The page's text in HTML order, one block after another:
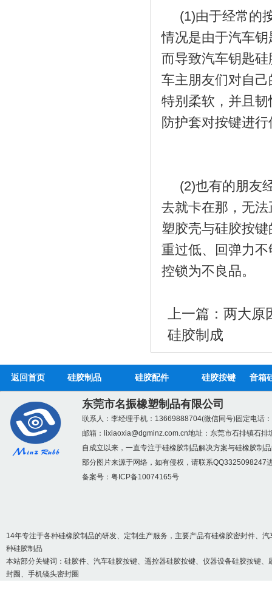
(1)由于经常的
情况是由于汽车
而导致汽车钥匙
车主朋友们对自
特别柔软，并且
防护套对按键进
(2)也有的朋友
去就卡在那，无
塑胶壳与硅胶按
重过低、回弹力
控锁为不良品。
上一篇：两大原
硅胶制成
红色硅胶储物盒_方形
返回首页 硅胶制品 硅胶配件 硅胶按键 音箱
东莞市名振橡塑制品有限公司
联系人：李经理手机：13669888704(微信同号)固定电话
邮箱： lixiaoxia@dgminz.com.cn地址：东莞市石排镇石排
自成立以来，一直专注于硅橡胶制品解决方案与硅橡胶制
部分图片来源于网络，如有侵权，请联系QQ3325098247
备案号： 粤ICP备10074165号
14年专注于各种硅橡胶制品的研发、定制生产服务，主要产品有硅橡胶密封件、
种硅胶制品
本站部分关键词： 硅胶件、汽车硅胶按键、遥控器硅胶按键、仪器设备硅胶按键
封圈、手机镜头密封圈